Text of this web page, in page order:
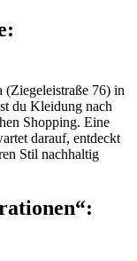
76) in
du Kleidung nach
Shopping. Eine
darauf, entdeckt
Stil nachhaltig